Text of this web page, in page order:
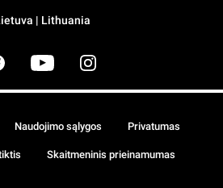
| Lithuania
Naudojimo sąlygos Privatumas
Skaitmeninis prieinamumas